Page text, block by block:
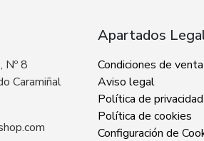
Nº 8
Caramiñal
Apartados
Condiciones de venta
Aviso legal
Política de privacidad
Política de cookies
Configuración de